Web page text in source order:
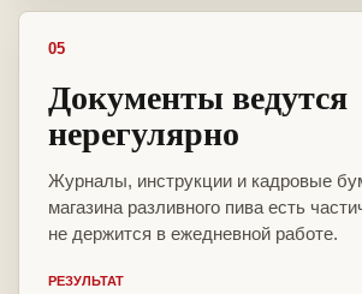
05
Документы ведутся
нерегулярно
Журналы, инструкции и кадровые
магазина разливного пива есть
не держится в ежедневной работе.
РЕЗУЛЬТАТ